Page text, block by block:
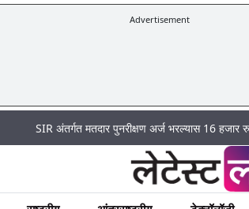
Advertisement
SIR अंतर्गत मतदार पुनरीक्षण अर्ज भरल्यास 16 हजार रुपये